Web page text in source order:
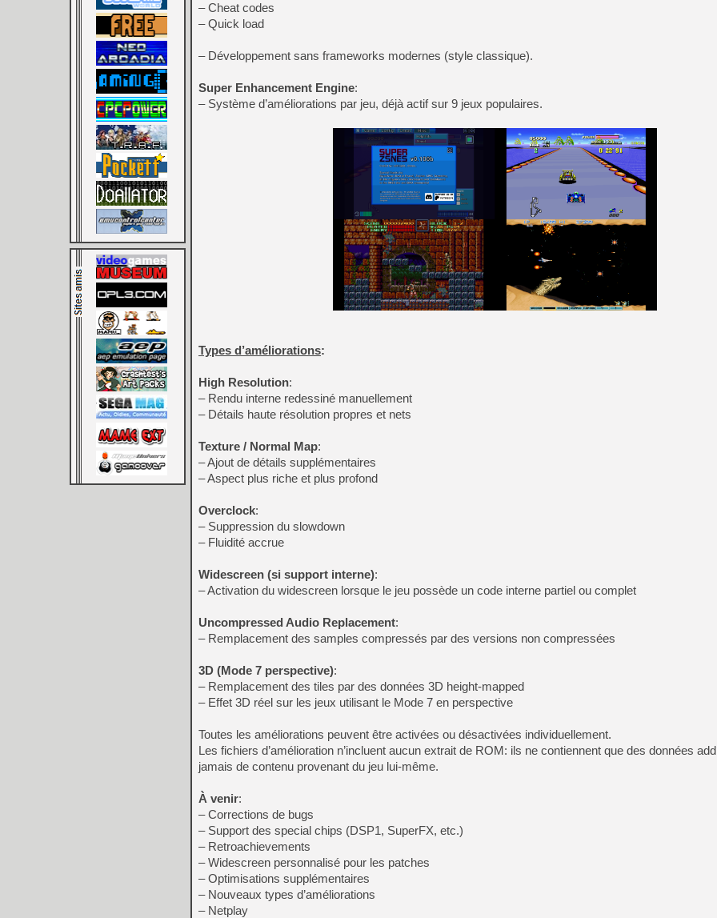
– Cheat codes
– Quick load
– Développement sans frameworks modernes (style classique).
Super Enhancement Engine:
– Système d’améliorations par jeu, déjà actif sur 9 jeux populaires.
Types d’améliorations:
High Resolution:
– Rendu interne redessiné manuellement
– Détails haute résolution propres et nets
Texture / Normal Map:
– Ajout de détails supplémentaires
– Aspect plus riche et plus profond
Overclock:
– Suppression du slowdown
– Fluidité accrue
Widescreen (si support interne):
– Activation du widescreen lorsque le jeu possède un code interne partiel ou complet
Uncompressed Audio Replacement:
– Remplacement des samples compressés par des versions non compressées
3D (Mode 7 perspective):
– Remplacement des tiles par des données 3D height-mapped
– Effet 3D réel sur les jeux utilisant le Mode 7 en perspective
Toutes les améliorations peuvent être activées ou désactivées individuellement.
Les fichiers d’amélioration n’incluent aucun extrait de ROM: ils ne contiennent que des données
jamais de contenu provenant du jeu lui‑même.
À venir:
– Corrections de bugs
– Support des special chips (DSP1, SuperFX, etc.)
– Retroachievements
– Widescreen personnalisé pour les patches
– Optimisations supplémentaires
– Nouveaux types d’améliorations
– Netplay